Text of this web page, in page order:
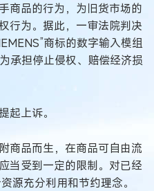
商品的行为，为旧货市场的
行为。据此，一审法院判决
商标的数字输入模组
承担停止侵权、赔偿经济损
起上诉。
商品而生，在商品可自由流
当受到一定的限制。对已经
源充分利用和节约理念。